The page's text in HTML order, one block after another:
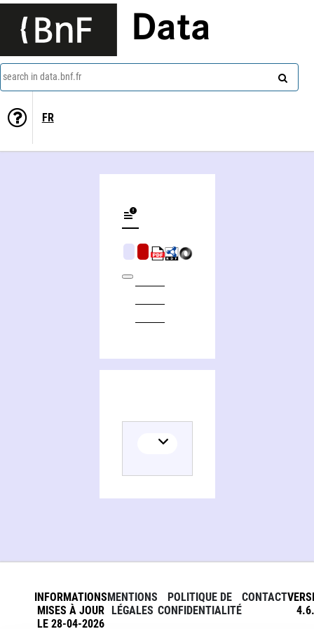
Data
search in data.bnf.fr
FR
INFORMATIONS
MISES À JOUR
LE 28-04-2026
MENTIONS
LÉGALES
POLITIQUE DE
CONFIDENTIALITÉ
CONTACT